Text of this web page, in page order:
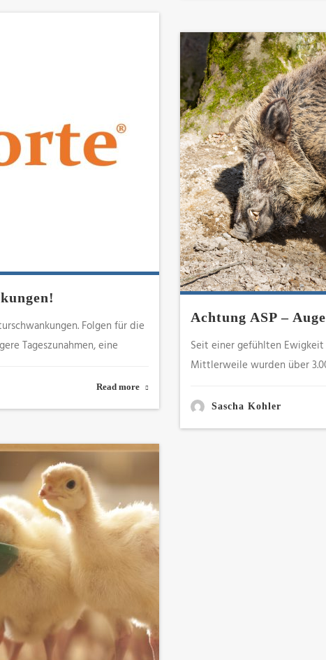
Folgen für die
Tageszunahmen, eine
Read more
Achtung ASP –
Seit einer gefühlten
Mittlerweile wurden über
Sascha Kohler